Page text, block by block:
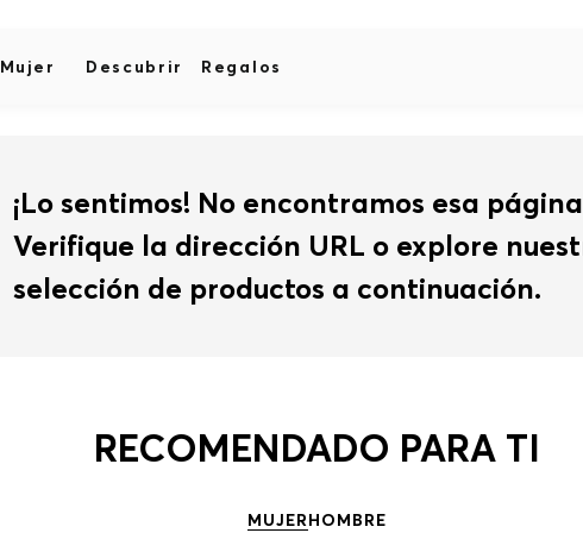
Mujer Descubrir Regalos
¡Lo sentimos! No encontramos esa
Verifique la dirección URL o explore
selección de productos a continuación.
RECOMENDADO PARA TI
MUJERHOMBRE